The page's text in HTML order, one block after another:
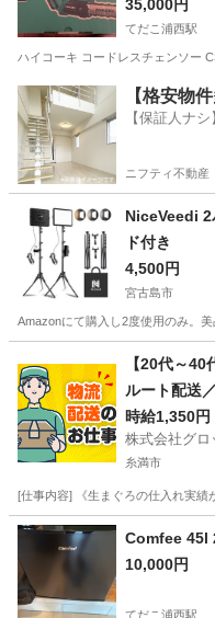
35,000円
てだこ浦西駅
ハイコーキ コードレスチェンソー
沖縄 沖縄市 てだこ浦西駅
【格安物
【保証人ナ
ニフティ不動産
NiceVeedi 2
ド付き
4,500円
宮古島市
Amazonにて購入し2度使用のみ。
その他
【20代～
ルート配送
2日／時給
時給1,350円
株式会社グロ
糸満市
[仕事内容] 《生まぐろの仕入れ実績
沖縄 糸満市
10,000円
てだこ浦西駅